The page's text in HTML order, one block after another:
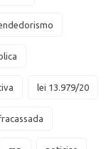
lei 13.979/20